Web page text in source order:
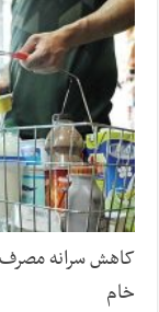
کاهش سرانه مصرف
خام